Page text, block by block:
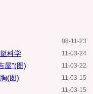
08-11-23
11-03-24
科学
11-03-22
屋"(图)
11-03-15
(图)
11-03-15